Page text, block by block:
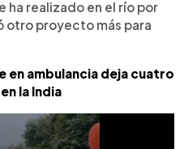
ha realizado en el río por
otro proyecto más para
ambulancia deja cuatro
la India